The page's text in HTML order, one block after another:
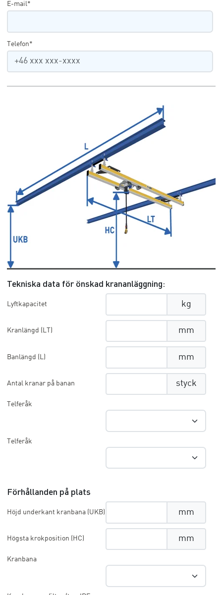
E-mail*
Telefon*
Tekniska data för önskad krananläggning:
Lyftkapacitet kg
Kranlängd (LT) mm
Banlängd (L) mm
Antal kranar på banan styck
Telferåk
Telferåk
Förhållanden på plats
Höjd underkant kranbana (UKB) mm
Högsta krokposition (HC) mm
Kranbana